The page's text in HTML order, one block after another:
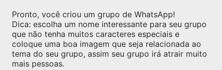
Pronto, você criou um grupo de WhatsApp!
Dica: escolha um nome interessante para seu grupo
que não tenha muitos caracteres especiais e
coloque uma boa imagem que seja relacionada ao
tema do seu grupo, assim seu grupo irá atrair muito
mais pessoas.